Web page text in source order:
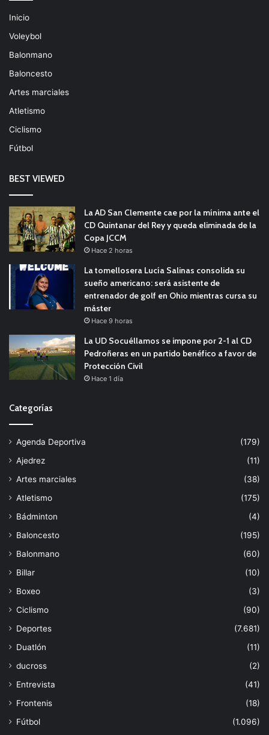
Inicio
Voleybol
Balonmano
Baloncesto
Artes marciales
Atletismo
Ciclismo
Fútbol
BEST VIEWED
La AD San Clemente cae por la mínima ante el
CD Quintanar del Rey y queda eliminada de la
Copa JCCM
Hace 2 horas
La tomellosera Lucía Salinas consolida su
sueño americano: será asistente de
entrenador de golf en Ohio mientras cursa su
máster
Hace 9 horas
La UD Socuéllamos se impone por 2-1 al CD
Pedroñeras en un partido benéfico a favor de
Protección Civil
Hace 1 día
Categorías
Agenda Deportiva
(179)
Ajedrez
(11)
Artes marciales
(38)
Atletismo
(175)
Bádminton
(4)
Baloncesto
(195)
Balonmano
(60)
Billar
(10)
Boxeo
(3)
Ciclismo
(90)
Deportes
(7.681)
Duatlón
(11)
ducross
(2)
Entrevista
(41)
Frontenis
(18)
Fútbol
(1.096)